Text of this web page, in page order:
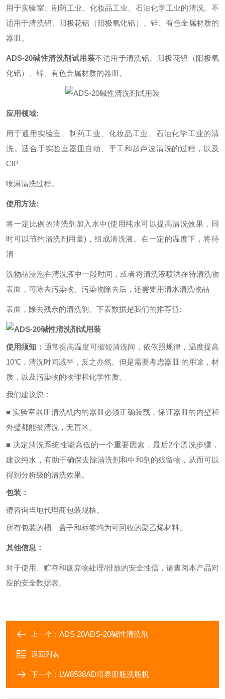
用于实验室、制药工业、化妆品工业、石油化学工业的清洗。不
适用于清洗铝、阳极花铝（阳极氧化铝）、锌、有色金属材质的
器皿。
ADS-20碱性清洗剂试用装不适用于清洗铝、阳极花铝（阳极氧
化铝）、锌、有色金属材质的器皿。
应用领域:
用于通用实验室、制药工业、化妆品工业、石油化学工业的清
洗。适合于实验室器皿自动、手工和超声波清洗的过程，以及
CIP
喷淋清洗过程。
使用方法:
将一定比例的清洗剂加入水中(使用纯水可以提高清洗效果，同
时可以节约清洗剂用量)，组成清洗液。在一定的温度下，将待
清
洗物品浸泡在清洗液中一段时间，或者将清洗液喷洒在待清洗物
表面，可除去污染物。污染物除去后，还需要用清水清洗物品
表面，除去残余的清洗剂。下表数据是我们的推荐值:
使用须知： 通常提高温度可缩短清洗间，依依照规律，温度提高
10℃，清洗时间减半，反之亦然。但是需要考虑器皿 的用途，材
质，以及污染物的物理和化学性质。
我们建议您：
■ 实验室器皿清洗机内的器皿必须正确装载，保证器皿的内壁和
外璧都能被清洗，无盲区。
■ 决定清洗系统性能高低的一个重要因素，最后2个漂洗步骤，
建议纯水，有助于确保去除清洗剂和中和剂的残留物，从而可以
得到分析级的清洗效果。
包装：
请咨询当地代理商包装规格。
所有包装的桶、盖子和标签均为可回收的聚乙烯材料。
其他信息：
对于使用、贮存和废弃物处理/排放的安全性信，请查阅本产品对
应的安全数据表。
上一个： ADS 20ADS-20碱性清洗剂
返回列表
下一个： LW8538AD培养皿瓶洗瓶机